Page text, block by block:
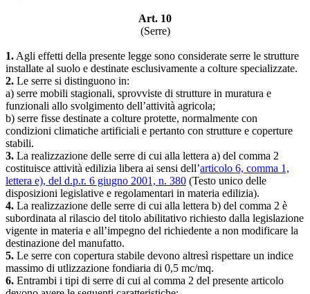
Art. 10
(Serre)
1. Agli effetti della presente legge sono considerate serre le strutture
installate al suolo e destinate esclusivamente a colture specializzate.
2. Le serre si distinguono in:
a) serre mobili stagionali, sprovviste di strutture in muratura e
funzionali allo svolgimento dell’attività agricola;
b) serre fisse destinate a colture protette, normalmente con
condizioni climatiche artificiali e pertanto con strutture e coperture
stabili.
3. La realizzazione delle serre di cui alla lettera a) del comma 2
costituisce attività edilizia libera ai sensi dell’articolo 6, comma 1,
lettera e), del d.p.r. 6 giugno 2001, n. 380 (Testo unico delle
disposizioni legislative e regolamentari in materia edilizia).
4. La realizzazione delle serre di cui alla lettera b) del comma 2 è
subordinata al rilascio del titolo abilitativo richiesto dalla legislazione
vigente in materia e all’impegno del richiedente a non modificare la
destinazione del manufatto.
5. Le serre con copertura stabile devono altresì rispettare un indice
massimo di utlizzazione fondiaria di 0,5 mc/mq.
6. Entrambi i tipi di serre di cui al comma 2 del presente articolo